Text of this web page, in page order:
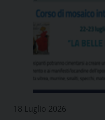
18 Luglio 2026